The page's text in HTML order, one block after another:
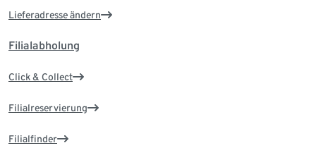
Lieferadresse ändern
Filialabholung
Click & Collect
Filialreservierung
Filialfinder